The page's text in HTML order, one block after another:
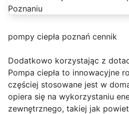
pompy ciepła poznań cennik
Dodatkowo korzystając z
Pompa ciepła to innowacyjne
częściej stosowane jest w
opiera się na wykorzystaniu
zewnętrznego, takiej jak